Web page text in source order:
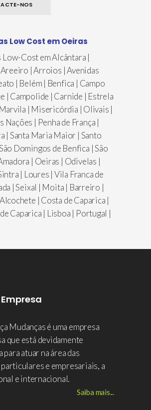
NOS
Low Cost em Oeiras
Low-Cost em Alcântara |
| Arroios | Avenidas
| Belém | Benfica | Campo
| Campolide | Carnide | Estrela
| Misericórdia | Olivais |
Nações | Penha de França |
| Santa Maria Maior | Santo
Domingos de Benfica | São
| Oeiras | Odivelas |
| Loures | Vila Franca de
| Seixal | Moita | Barreiro |
| Costa de Caparica |
Caparica | Lisboa | Portugal |
Mudanças é uma empresa
que está devidamente
atuar na área das
particulares e empresariais, a
e internacional.
Saiba mais...